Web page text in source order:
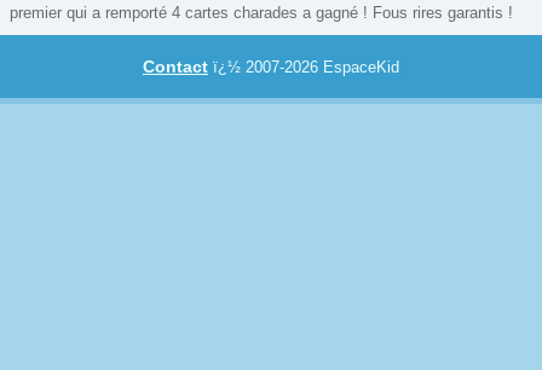
Jeux pour ados/adultes
Jeux pour tout petits
premier qui a remporté 4 cartes charades a gagné ! Fous rires garantis !
Contact ï¿½ 2007-2026 EspaceKid